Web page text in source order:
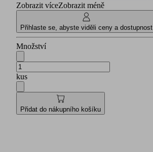
Zobrazit víceZobrazit méně
Přihlaste se, abyste viděli ceny a dostupnost
Množství
kus
Přidat do nákupního košíku